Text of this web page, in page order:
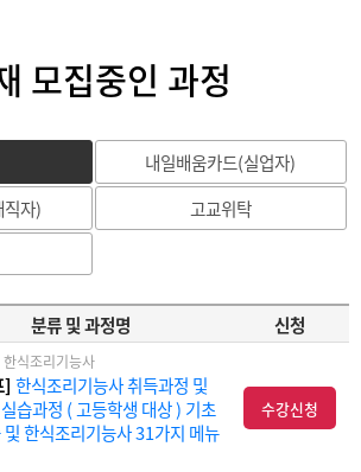
모집중인 과정
내일배움카드(실업자)
자)
고교위탁
분류 및 과정명 신청
식조리기능사
] 한식조리기능사 취득과정 및
습과정 ( 고등학생 대상 ) 기초
한식조리기능사 31가지 메뉴
수강신청